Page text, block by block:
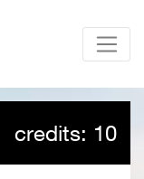
credits: 10